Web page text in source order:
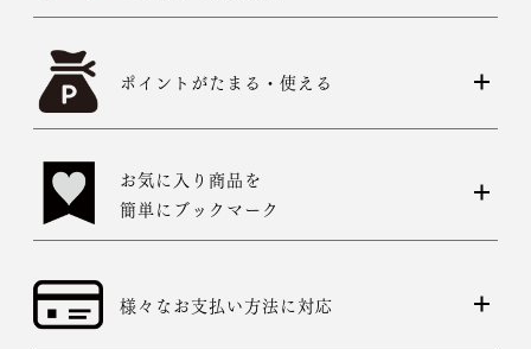
ポイントがたまる・使える
お気に入り商品を
簡単にブックマーク
様々なお支払い方法に対応